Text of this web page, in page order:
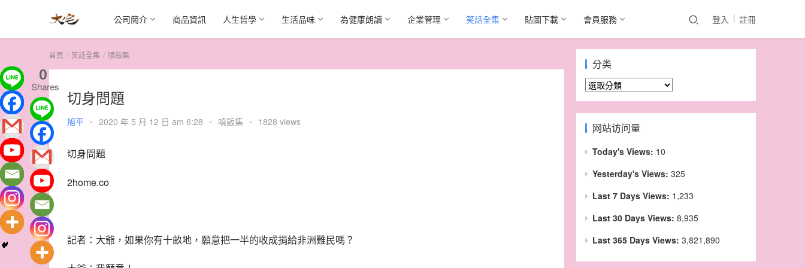
公司簡介 商品資訊 人生哲學 生活品味 為健康朗讀 企業管理 笑話全集 貼圖下載 會員服務 登入 註冊
首頁 笑話全集 噴飯集
切身問題
旭平 • 2020 年 5 月 12 日 am 6:28 • 噴飯集 • 1828 views
切身問題
2home.co
記者：大爺，如果你有十畝地，願意把一半的收成捐給非洲難民嗎？
分类
分
类
网站访问量
Today's Views: 10
Yesterday's Views: 325
Last 7 Days Views: 1,233
Last 30 Days Views: 8,935
Last 365 Days Views: 3,821,890
0
Shares